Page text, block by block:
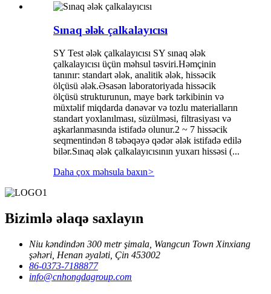
Sınaq ələk çalkalayıcısı
SY Test ələk çalkalayıcısı SY sınaq ələk
çalkalayıcısı üçün məhsul təsviri.Həmçinin
tanınır: standart ələk, analitik ələk, hissəcik
ölçüsü ələk.Əsasən laboratoriyada hissəcik
ölçüsü strukturunun, maye bərk tərkibinin və
müxtəlif miqdarda dənəvər və tozlu materialların
standart yoxlanılması, süzülməsi, filtrasiyası və
aşkarlanmasında istifadə olunur.2 ~ 7 hissəcik
seqmentindən 8 təbəqəyə qədər ələk istifadə edilə
bilər.Sınaq ələk çalkalayıcısının yuxarı hissəsi (...
Daha çox məhsula baxın>
Bizimlə əlaqə saxlayın
Niu kəndindən 300 metr şimala, Wangcun Town Xinxiang
şəhəri, Henan əyaləti, Çin 453002
86-0373-7188877
info@cnhongdagroup.com